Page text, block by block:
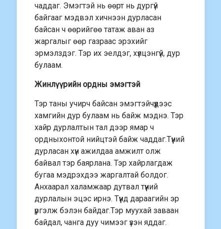
чаддаг. Эмэгтэй нь өөрт нь дургүй
байгааг мэдвэл хичнээн дурласан
байсан ч өөрийгөө татаж аван аз
жаргалыг өөр газраас эрэхийг
эрмэлздэг. Тэр их эелдэг, хүлцэнгүй, дур
булаам.
Жинлүүрийн ордны эмэгтэй
Тэр таны учирч байсан эмэгтэйчүүдээс
хамгийн дур булаам нь байж мэднэ. Тэр
хайр дурлалтын тал дээр ямар ч
ордныхонтой нийцтэй байж чаддаг.Түүний
дурласан хүн ажилдаа амжилт олж
байвал тэр баярлана. Тэр хайрлагдаж
бугаа мэдрэхдээ жаргалтай болдог.
Анхаарал халамжаар дутвал түүний
дурлалын эцэс ирнэ. Түүнд дараагийн эр
үргэлж бэлэн байдаг.Тэр муухай заваан
байдал, чанга дуу чимээг үзэн яддаг.